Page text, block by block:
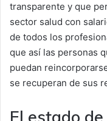
transparente y que
sector salud con
de todos los
que así las personas
puedan
se recuperan de sus